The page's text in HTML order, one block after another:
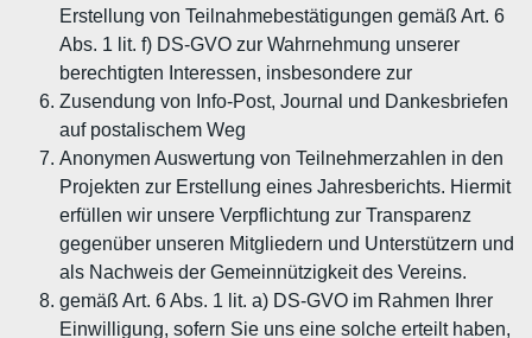
Erstellung von Teilnahmebestätigungen gemäß Art. 6
Abs. 1 lit. f) DS-GVO zur Wahrnehmung unserer
berechtigten Interessen, insbesondere zur
Zusendung von Info-Post, Journal und Dankesbriefen
auf postalischem Weg
Anonymen Auswertung von Teilnehmerzahlen in den
Projekten zur Erstellung eines Jahresberichts. Hiermit
erfüllen wir unsere Verpflichtung zur Transparenz
gegenüber unseren Mitgliedern und Unterstützern und
als Nachweis der Gemeinnützigkeit des Vereins.
gemäß Art. 6 Abs. 1 lit. a) DS-GVO im Rahmen Ihrer
Einwilligung, sofern Sie uns eine solche erteilt haben,